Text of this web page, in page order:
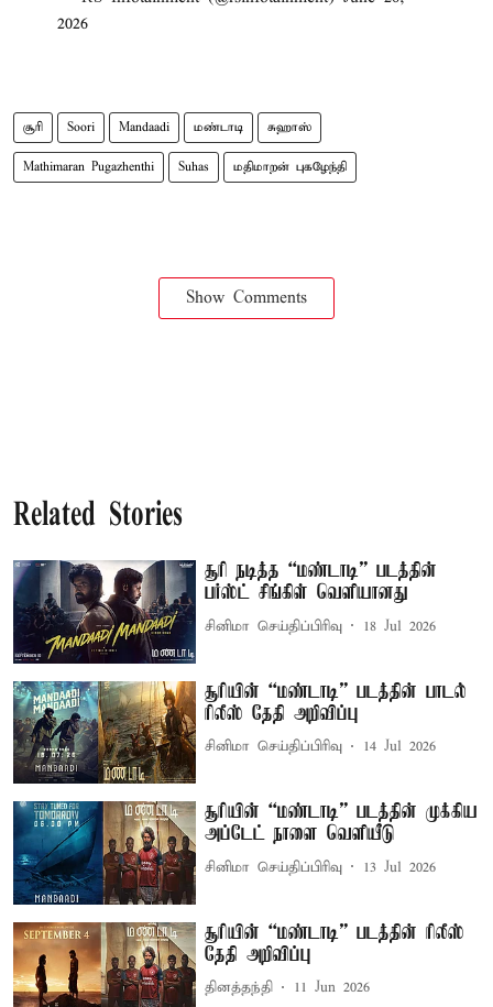
2026
சூரி Soori Mandaadi மண்டாடி சுஹாஸ்
Mathimaran Pugazhenthi Suhas மதிமாறன் புகழேந்தி
Show Comments
Related Stories
சூரி நடித்த “மண்டாடி” படத்தின்
பர்ஸ்ட் சிங்கிள் வெளியானது
சினிமா செய்திப்பிரிவு 18 Jul 2026
சூரியின் “மண்டாடி” படத்தின் பாடல்
ரிலீஸ் தேதி அறிவிப்பு
சினிமா செய்திப்பிரிவு 14 Jul 2026
சூரியின் “மண்டாடி” படத்தின் முக்கிய
அப்டேட் நாளை வெளியீடு
சினிமா செய்திப்பிரிவு 13 Jul 2026
சூரியின் “மண்டாடி” படத்தின் ரிலீஸ்
தேதி அறிவிப்பு
தினத்தந்தி 11 Jun 2026